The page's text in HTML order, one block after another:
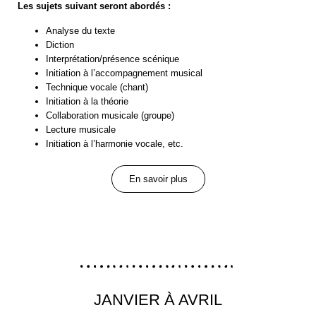
Les sujets suivant seront abordés :
Analyse du texte
Diction
Interprétation/présence scénique
Initiation à l’accompagnement musical
Technique vocale (chant)
Initiation à la théorie
Collaboration musicale (groupe)
Lecture musicale
Initiation à l’harmonie vocale, etc.
En savoir plus
JANVIER À AVRIL